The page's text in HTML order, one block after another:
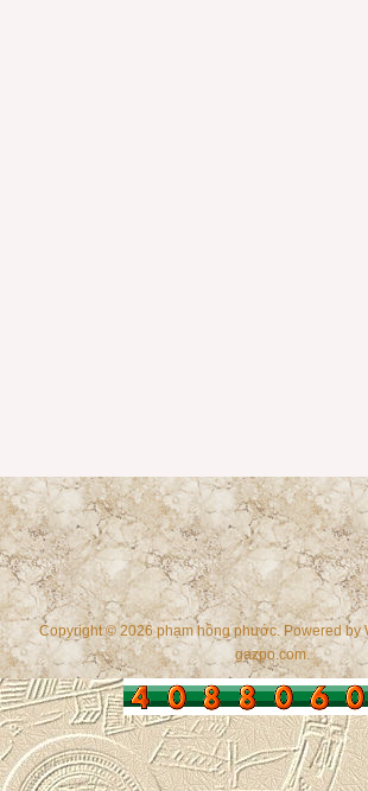
Copyright © 2026 phạm hồng phước. Powered by
gazpo.com.